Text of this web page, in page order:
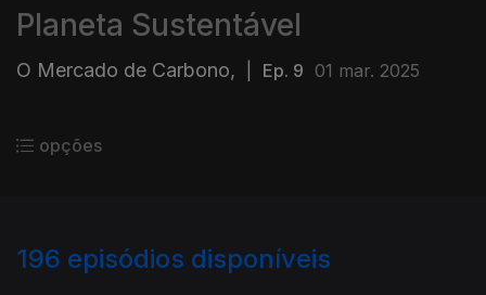
Planeta Sustentável
O Mercado de Carbono, Ep. 9 01 mar. 2025
opções
196 episódios disponíveis